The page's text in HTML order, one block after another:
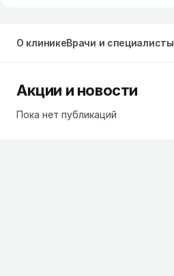
О клиникеВрачи и специалисты
Акции и новости
Пока нет публикаций